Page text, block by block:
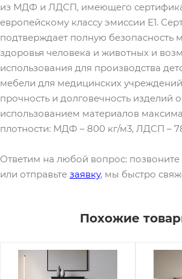
из МДФ и ЛДСП, имеющего
европейскому классу эмиссии Е1.
подтверждает полную безопасность
здоровья человека и животных и
использования для производства
мебели для медицинских
прочность и долговечность изделий
использованием материалов
плотности: МДФ – 800 кг/м3, ЛДСП –
Ответим на любой вопрос:
или отправьте заявку, мы быстро
Похожие